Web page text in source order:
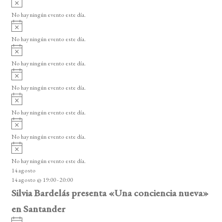
n
t
o
s
o
v
i
o
No hay ningún evento este día.
A
v
i
o
No hay ningún evento este día.
A
v
i
o
No hay ningún evento este día.
A
v
i
o
No hay ningún evento este día.
A
v
i
o
No hay ningún evento este día.
A
v
i
o
No hay ningún evento este día.
A
v
i
s
o
No hay ningún evento este día.
14 agosto
14 agosto @ 19:00-20:00
Silvia Bardelás presenta «Una conciencia nueva»
en Santander
A